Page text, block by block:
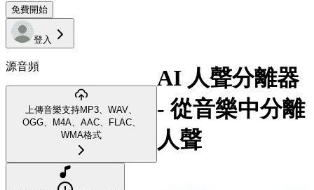
免費開始
登入
源音頻
上傳音樂支持MP3、WAV、
OGG、M4A、AAC、FLAC、
WMA格式
AI 人聲分離器
- 從音樂中分離
人聲